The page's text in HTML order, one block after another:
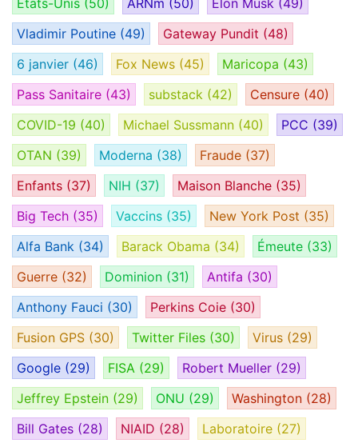
États-Unis (50) ARNm (50) Elon Musk (49)
Vladimir Poutine (49) Gateway Pundit (48)
6 janvier (46) Fox News (45) Maricopa (43)
Pass Sanitaire (43) substack (42) Censure (40)
COVID-19 (40) Michael Sussmann (40) PCC (39)
OTAN (39) Moderna (38) Fraude (37)
Enfants (37) NIH (37) Maison Blanche (35)
Big Tech (35) Vaccins (35) New York Post (35)
Alfa Bank (34) Barack Obama (34) Émeute (33)
Guerre (32) Dominion (31) Antifa (30)
Anthony Fauci (30) Perkins Coie (30)
Fusion GPS (30) Twitter Files (30) Virus (29)
Google (29) FISA (29) Robert Mueller (29)
Jeffrey Epstein (29) ONU (29) Washington (28)
Bill Gates (28) NIAID (28) Laboratoire (27)